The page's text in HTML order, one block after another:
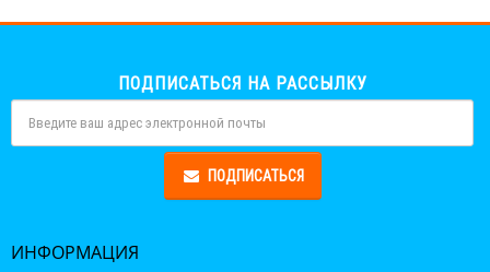
ПОДПИСАТЬСЯ НА РАССЫЛКУ
ПОДПИСАТЬСЯ
ИНФОРМАЦИЯ